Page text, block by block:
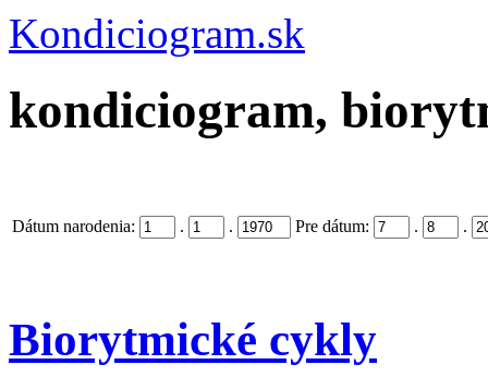
Kondiciogram.sk
kondiciogram,
Dátum narodenia: . . Pre dátum: . .
Biorytmické cykly